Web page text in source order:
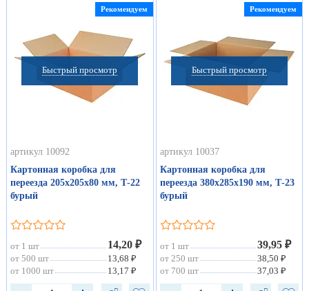
Быстрый просмотр
Рекомендуем
артикул 10092
Картонная коробка для
переезда 205х205х80 мм, Т-22
бурый
от 1 шт 14,20 ₽
от 500 шт
13,68 ₽
от 1000 шт
13,17 ₽
Быстрый просмотр
Рекомендуем
артикул 10037
Картонная коробка для
переезда 380х285х190 мм, Т-23
бурый
от 1 шт 39,95 ₽
от 250 шт
38,50 ₽
от 700 шт
37,03 ₽